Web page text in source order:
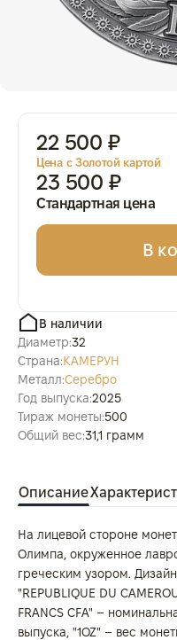
22 500 ₽
Цена с Золотой картой
23 500 ₽
Стандартная цена
В
В наличии
Диаметр:32
Страна:КАМЕРУН
Металл:Серебро
Год выпуска:2025
Тираж монеты:500
Общий вес:31,1 грамм
Описание
На лицевой стороне
Олимпа, окруженное
греческим узором.
"REPUBLIQUE DU
FRANCS CFA" –
выпуска, "1OZ" – вес